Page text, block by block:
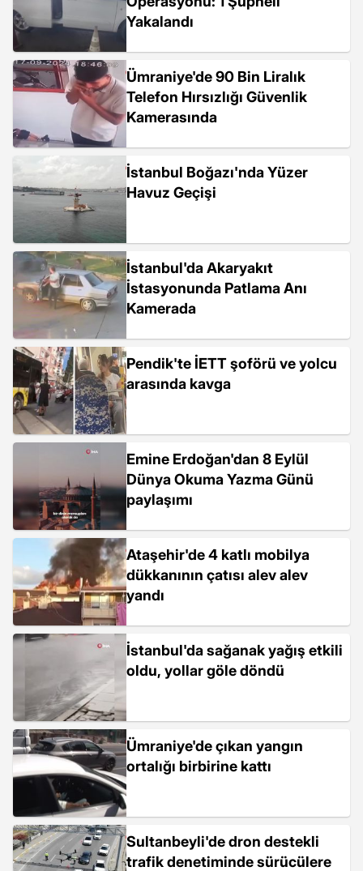
Yakalandı
Ümraniye'de 90 Bin Liralık
Telefon Hırsızlığı Güvenlik
Kamerasında
İstanbul Boğazı'nda Yüzer
Havuz Geçişi
İstanbul'da Akaryakıt
İstasyonunda Patlama Anı
Kamerada
Pendik'te İETT şoförü ve yolcu
arasında kavga
Emine Erdoğan'dan 8 Eylül
Dünya Okuma Yazma Günü
paylaşımı
Ataşehir'de 4 katlı mobilya
dükkanının çatısı alev alev
yandı
İstanbul'da sağanak yağış etkili
oldu, yollar göle döndü
Ümraniye'de çıkan yangın
ortalığı birbirine kattı
Sultanbeyli'de dron destekli
trafik denetiminde sürücülere